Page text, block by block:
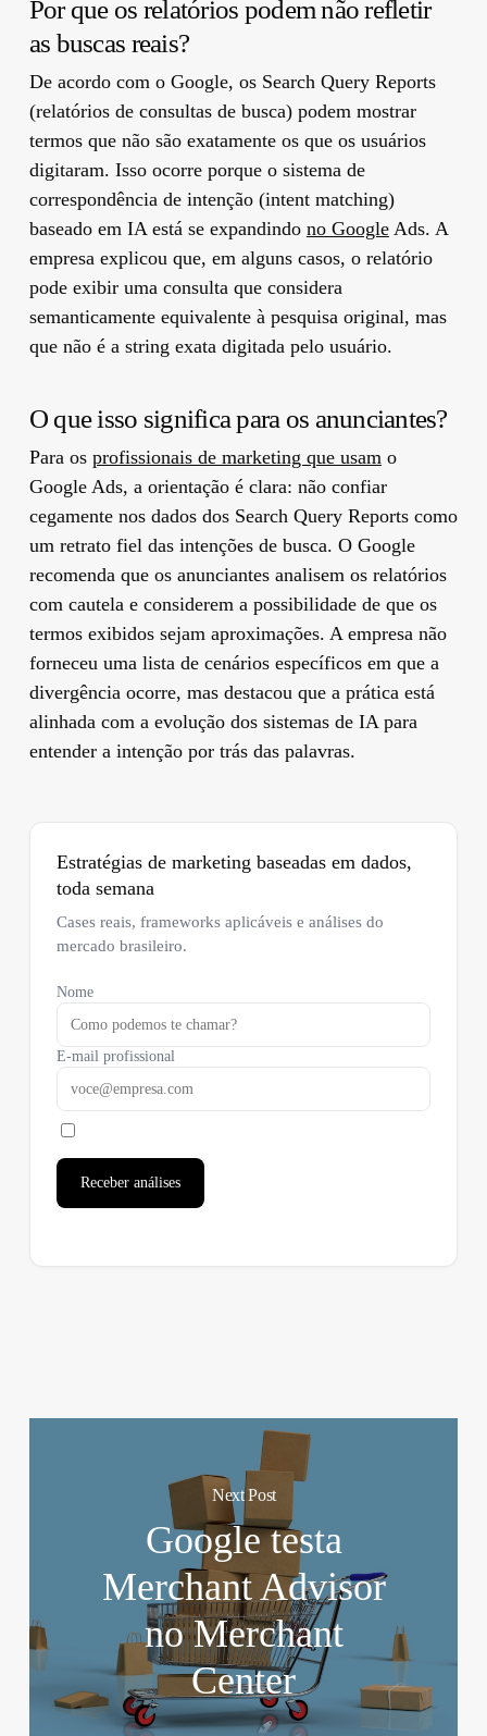
Por que os relatórios podem não refletir
as buscas reais?
De acordo com o Google, os Search Query Reports
(relatórios de consultas de busca) podem mostrar
termos que não são exatamente os que os usuários
digitaram. Isso ocorre porque o sistema de
correspondência de intenção (intent matching)
baseado em IA está se expandindo no GoogleAds. A
empresa explicou que, em alguns casos, o relatório
pode exibir uma consulta que considera
semanticamente equivalente à pesquisa original, mas
que não é a string exata digitada pelo usuário.
O que isso significa para os anunciantes?
Para os profissionais de marketing que usam o
Google Ads, a orientação é clara: não confiar
cegamente nos dados dos Search Query Reports como
um retrato fiel das intenções de busca. O Google
recomenda que os anunciantes analisem os relatórios
com cautela e considerem a possibilidade de que os
termos exibidos sejam aproximações. A empresa não
forneceu uma lista de cenários específicos em que a
divergência ocorre, mas destacou que a prática está
alinhada com a evolução dos sistemas de IA para
entender a intenção por trás das palavras.
Estratégias de marketing baseadas em dados,
toda semana
Cases reais, frameworks aplicáveis e análises do
mercado brasileiro.
Nome
E-mail profissional
Receber análises
Next Post
Google testa
Merchant Advisor
no Merchant
Center